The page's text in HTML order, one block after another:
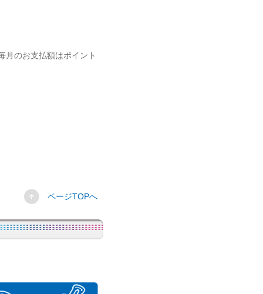
月のお支払額はポイント
ページTOPへ